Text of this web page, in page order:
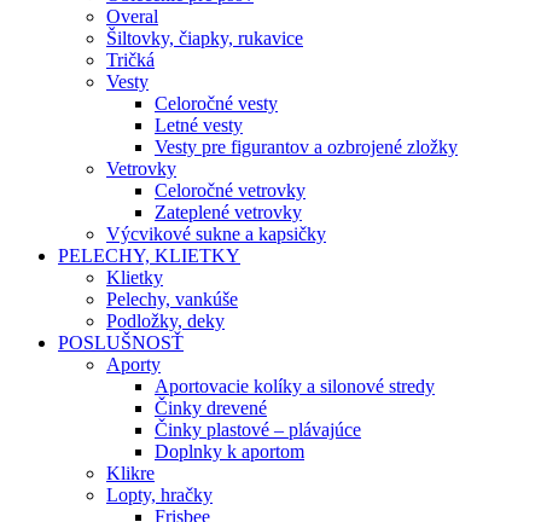
Overal
Šiltovky, čiapky, rukavice
Tričká
Vesty
Celoročné vesty
Letné vesty
Vesty pre figurantov a ozbrojené zložky
Vetrovky
Celoročné vetrovky
Zateplené vetrovky
Výcvikové sukne a kapsičky
PELECHY, KLIETKY
Klietky
Pelechy, vankúše
Podložky, deky
POSLUŠNOSŤ
Aporty
Aportovacie kolíky a silonové stredy
Činky drevené
Činky plastové – plávajúce
Doplnky k aportom
Klikre
Lopty, hračky
Frisbee